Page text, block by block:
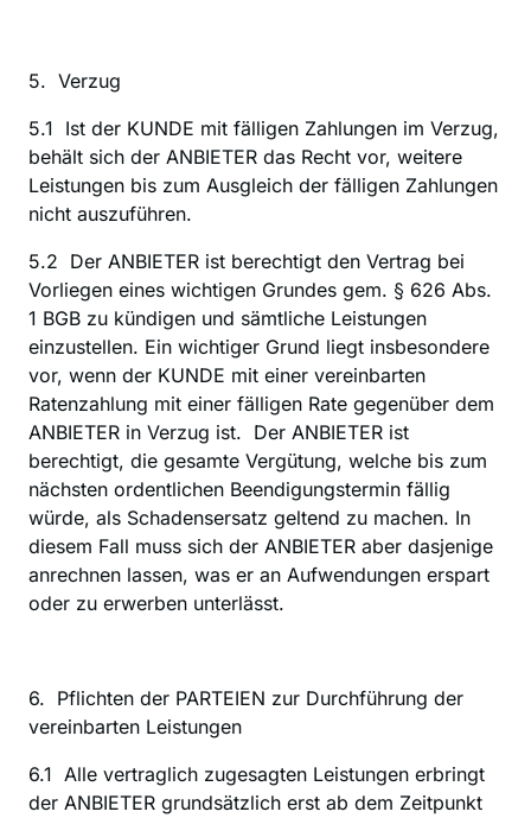
5.  Verzug
‍5.1  Ist der KUNDE mit fälligen Zahlungen im Verzug,
behält sich der ANBIETER das Recht vor, weitere
Leistungen bis zum Ausgleich der fälligen Zahlungen
nicht auszuführen.
5.2  Der ANBIETER ist berechtigt den Vertrag bei
Vorliegen eines wichtigen Grundes gem. § 626 Abs.
1 BGB zu kündigen und sämtliche Leistungen
einzustellen. Ein wichtiger Grund liegt insbesondere
vor, wenn der KUNDE mit einer vereinbarten
Ratenzahlung mit einer fälligen Rate gegenüber dem
ANBIETER in Verzug ist.  Der ANBIETER ist
berechtigt, die gesamte Vergütung, welche bis zum
nächsten ordentlichen Beendigungstermin fällig
würde, als Schadensersatz geltend zu machen. In
diesem Fall muss sich der ANBIETER aber dasjenige
anrechnen lassen, was er an Aufwendungen erspart
oder zu erwerben unterlässt.
6.  Pflichten der PARTEIEN zur Durchführung der
vereinbarten Leistungen
‍6.1  Alle vertraglich zugesagten Leistungen erbringt
der ANBIETER grundsätzlich erst ab dem Zeitpunkt